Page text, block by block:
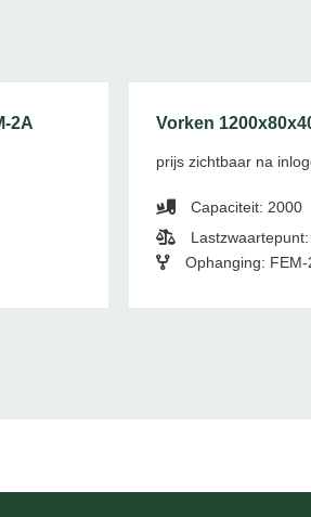
2A Vorken
prijs zichtbaar na
Capaciteit: 2000
Ophanging: FEM-